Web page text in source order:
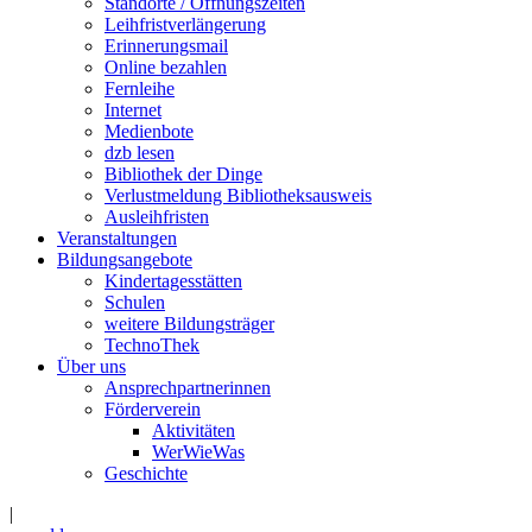
Leihfristverlängerung
Erinnerungsmail
Online bezahlen
Fernleihe
Internet
Medienbote
dzb lesen
Bibliothek der Dinge
Verlustmeldung Bibliotheksausweis
Ausleihfristen
Veranstaltungen
Bildungsangebote
Kindertagesstätten
Schulen
weitere Bildungsträger
TechnoThek
Über uns
Ansprechpartnerinnen
Förderverein
Aktivitäten
WerWieWas
Geschichte
|